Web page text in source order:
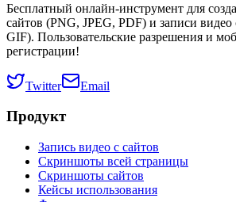
Бесплатный онлайн-инструмент для
сайтов (PNG, JPEG, PDF) и записи
GIF). Пользовательские разрешения и
регистрации!
Twitter Email
Продукт
Запись видео с сайтов
Скриншоты всей страницы
Скриншоты сайтов
Кейсы использования